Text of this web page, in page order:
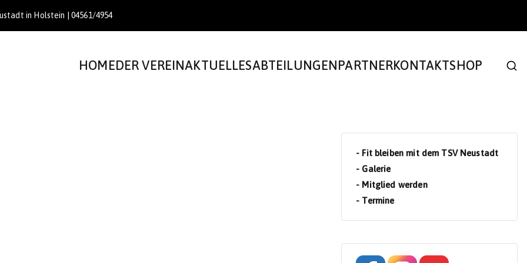
in Holstein | 04561/4954
HOMEDER VEREINAKTUELLESABTEILUNGENPARTNERKONTAKTSHOP
- Fit bleiben mit dem TSV Neustadt
- Galerie
- Mitglied werden
- Termine